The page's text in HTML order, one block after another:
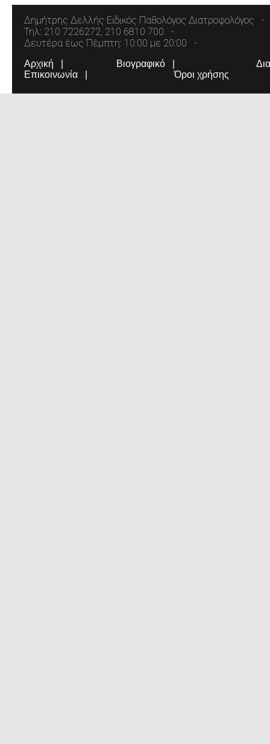
Δημήτρης Δελλής Ειδικός Παθολόγος Διατροφολόγος
Τηλ: 210 7226272, 210 6810 700
Δευτέρα έως Πέμπτη: 10:00 με 20:00
Αρχική Βιογραφικό
Επικοινωνία
Όροι χρήσης